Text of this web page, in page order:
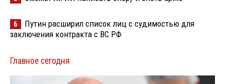
6
Путин расширил список лиц с судимостью для
заключения контракта с ВС РФ
Главное сегодня